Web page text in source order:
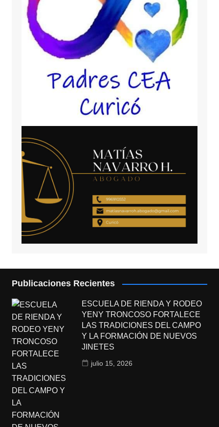
Publicaciones Recientes
ESCUELA DE RIENDA Y RODEO
YENY TRONCOSO FORTALECE
LAS TRADICIONES DEL CAMPO
Y LA FORMACIÓN DE NUEVOS
JINETES
julio 15, 2026